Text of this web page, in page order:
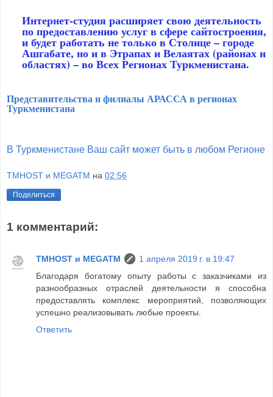
Интернет-студия расширяет свою деятельность
по предоставлению услуг в сфере сайтостроения,
и будет работать не только в Столице – городе
Ашгабате, но и в Этрапах и Велаятах (районах и
областях) – во Всех Регионах Туркменистана.
Представительства и филиалы АРАССА в регионах
Туркменистана
В Туркменистане Ваш сайт может быть в любом Регионе
TMHOST и MEGATM на 02:56
Поделиться
1 комментарий:
TMHOST и MEGATM
1 апреля 2019 г. в 19:47
Благодаря богатому опыту работы с заказчиками из
разнообразных отраслей деятельности я способна
предоставлять комплекс мероприятий, позволяющих
успешно реализовывать любые проекты.
Ответить